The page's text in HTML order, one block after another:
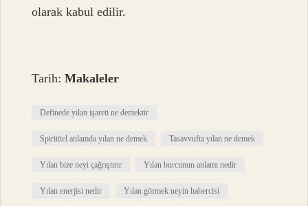
olarak kabul edilir.
Tarih:Makaleler
Definede yılan işareti ne demektir
Spiritüel anlamda yılan ne demek Tasavvufta yılan ne demek
Yılan bize neyi çağrıştırır Yılan burcunun anlamı nedir
Yılan enerjisi nedir Yılan görmek neyin habercisi